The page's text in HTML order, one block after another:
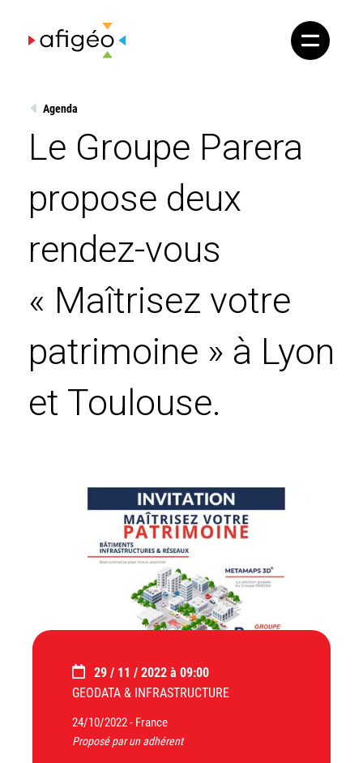
content
Agenda
Le Groupe Parera
propose deux
rendez-vous
« Maîtrisez votre
patrimoine » à Lyon
et Toulouse.
29 / 11 / 2022 à 09:00
GEODATA & INFRASTRUCTURE
24/10/2022 - France
Proposé par un adhérent